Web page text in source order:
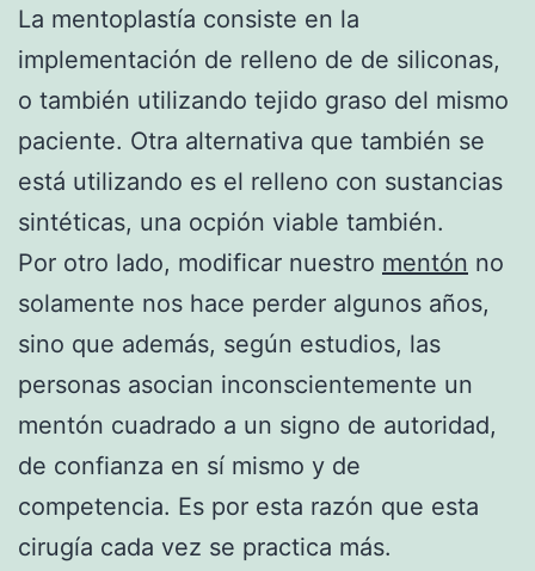
La mentoplastía consiste en la
implementación de relleno de de siliconas,
o también utilizando tejido graso del mismo
paciente. Otra alternativa que también se
está utilizando es el relleno con sustancias
sintéticas, una ocpión viable también.
Por otro lado, modificar nuestro mentón no
solamente nos hace perder algunos años,
sino que además, según estudios, las
personas asocian inconscientemente un
mentón cuadrado a un signo de autoridad,
de confianza en sí mismo y de
competencia. Es por esta razón que esta
cirugía cada vez se practica más.